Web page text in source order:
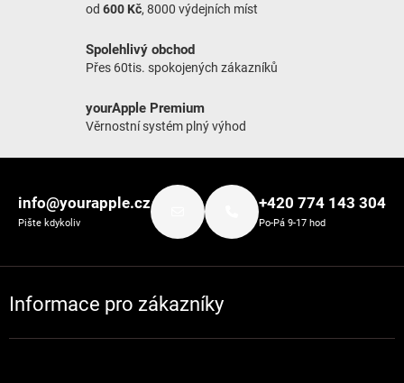
od 600 Kč, 8000 výdejních míst
Spolehlivý obchod
Přes 60tis. spokojených zákazníků
yourApple Premium
Věrnostní systém plný výhod
info@yourapple.cz
Pište kdykoliv
+420 774 143 304
Po-Pá 9-17 hod
Informace pro zákazníky